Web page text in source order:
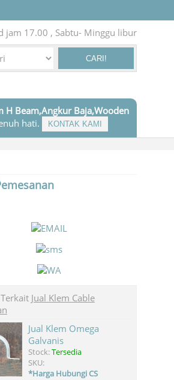
jam 17.00 , Sabtu- Minggu libur
CARI!
H Beam,Angkur Baja,Wooden
hati. KONTAK KAMI
Jual Klem Cable
Jual Klem Omega
Galvanis
Stock:Tersedia
SKU:
*Harga Hubungi CS